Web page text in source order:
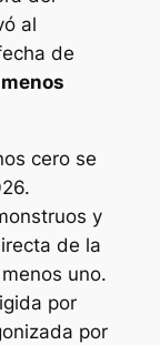
al
de
cero se
y
de la
uno.
por
por